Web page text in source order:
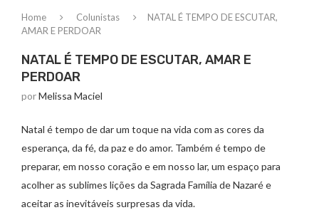
Home Colunistas
NATAL É TEMPO DE ESCUTAR,
AMAR E PERDOAR
NATAL É TEMPO DE ESCUTAR, AMAR E
PERDOAR
porMelissa Maciel
Natal é tempo de dar um toque na vida com as cores da
esperança, da fé, da paz e do amor. Também é tempo de
preparar, em nosso coração e em nosso lar, um espaço para
acolher as sublimes lições da Sagrada Família de Nazaré e
aceitar as inevitáveis surpresas da vida.